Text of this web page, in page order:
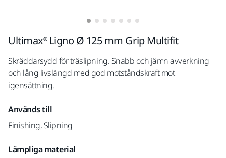
Ultimax® Ligno Ø 125 mm Grip Multifit
Skräddarsydd för träslipning. Snabb och jämn avverkning
och lång livslängd med god motståndskraft mot
igensättning.
Används till
Finishing, Slipning
Lämpliga material